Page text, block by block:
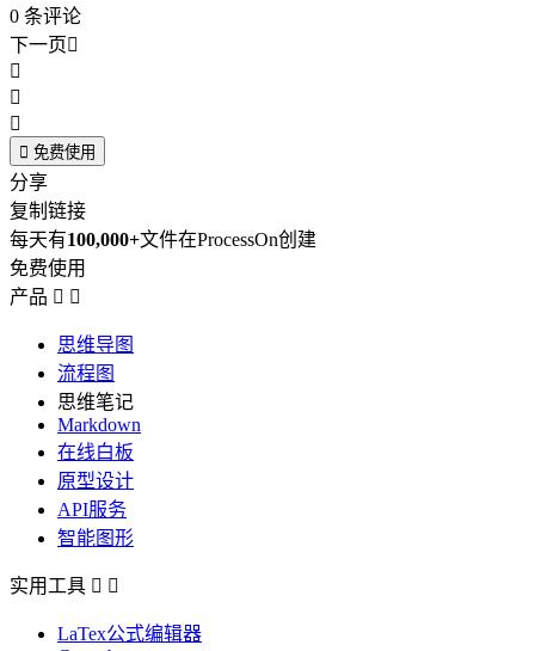
0 条评论
下一页



 免费使用
分享
复制链接
每天有100,000+文件在ProcessOn创建
免费使用
产品  
思维导图
流程图
思维笔记
Markdown
在线白板
原型设计
API服务
智能图形
实用工具  
LaTex公式编辑器